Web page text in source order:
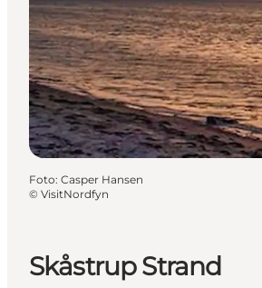
Skåstrup Strand
Foto: Casper Hansen
© VisitNordfyn